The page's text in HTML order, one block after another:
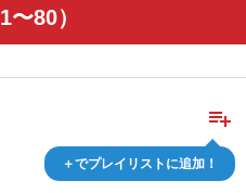
80）
playlist_add
＋でプレイリストに追加！